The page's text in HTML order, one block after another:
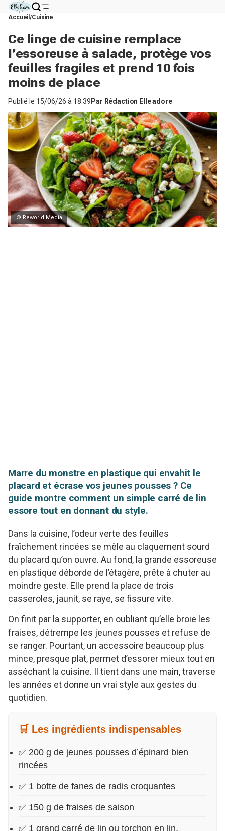
Accueil Cuisine
Ce linge de cuisine remplace
l’essoreuse à salade, protège vos
feuilles fragiles et prend 10 fois
moins de place
Publié le 15/06/26 à 18:39 Par Rédaction Elle adore
© Reworld Media
Marre du monstre en plastique qui envahit le
placard et écrase vos jeunes pousses ? Ce
guide montre comment un simple carré de lin
essore tout en donnant du style.
Dans la cuisine, l’odeur verte des feuilles
fraîchement rincées se mêle au claquement sourd
du placard qu’on ouvre. Au fond, la grande essoreuse
en plastique déborde de l’étagère, prête à chuter au
moindre geste. Elle prend la place de trois
casseroles, jaunit, se raye, se fissure vite.
On finit par la supporter, en oubliant qu’elle broie les
fraises, détrempe les jeunes pousses et refuse de
se ranger. Pourtant, un accessoire beaucoup plus
mince, presque plat, permet d’essorer mieux tout en
asséchant la cuisine. Il tient dans une main, traverse
les années et donne un vrai style aux gestes du
quotidien.
🛒 Les ingrédients indispensables
✅ 200 g de jeunes pousses d’épinard bien
rincées
✅ 1 botte de fanes de radis croquantes
✅ 150 g de fraises de saison
✅ 1 grand carré de lin ou torchon en lin,